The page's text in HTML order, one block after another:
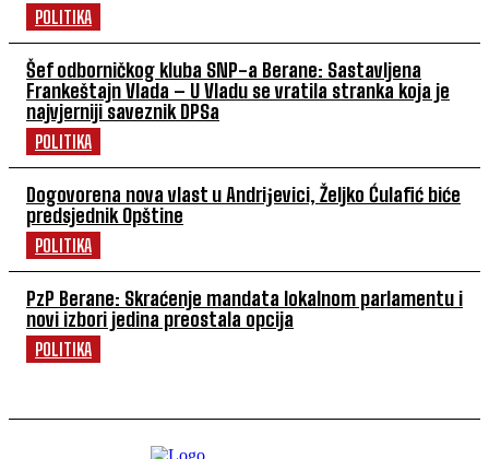
POLITIKA
Šef odborničkog kluba SNP-a Berane: Sastavljena
Frankeštajn Vlada – U Vladu se vratila stranka koja je
najvjerniji saveznik DPSa
POLITIKA
Dogovorena nova vlast u Andriјevici, Željko Ćulafić biće
predsjednik Opštine
POLITIKA
PzP Berane: Skraćenje mandata lokalnom parlamentu i
novi izbori jedina preostala opcija
POLITIKA